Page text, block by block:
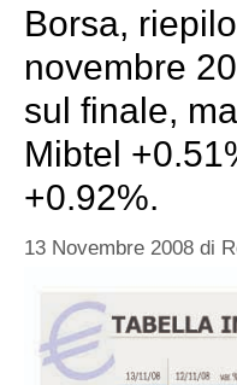
Borsa,
novembre
sul finale,
Mibtel
+0.92%.
13 Novembre 2008 di